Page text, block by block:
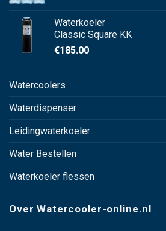
Waterkoeler
Classic Square KK
€185.00
Watercoolers
Waterdispenser
Leidingwaterkoeler
Water Bestellen
Waterkoeler flessen
Over Watercooler-online.nl